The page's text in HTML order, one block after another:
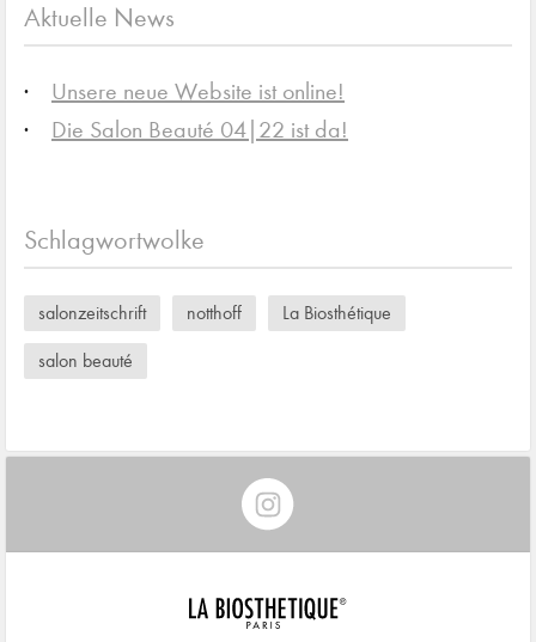
Aktuelle News
Unsere neue Website ist online!
Die Salon Beauté 04|22 ist da!
Schlagwortwolke
salonzeitschrift notthoff La Biosthétique
salon beauté